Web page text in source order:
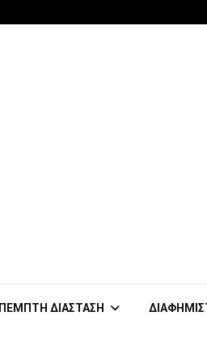
ΠΕΜΠΤΗ ΔΙΑΣΤΑΣΗ